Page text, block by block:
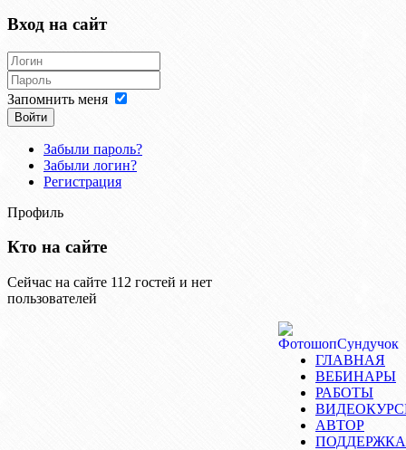
Вход на сайт
Запомнить меня
Войти
Забыли пароль?
Забыли логин?
Регистрация
Профиль
Кто на сайте
Сейчас на сайте 112 гостей и нет
пользователей
ГЛАВНАЯ
ВЕБИНАРЫ
РАБОТЫ
АВТОР
ПОДДЕРЖКА